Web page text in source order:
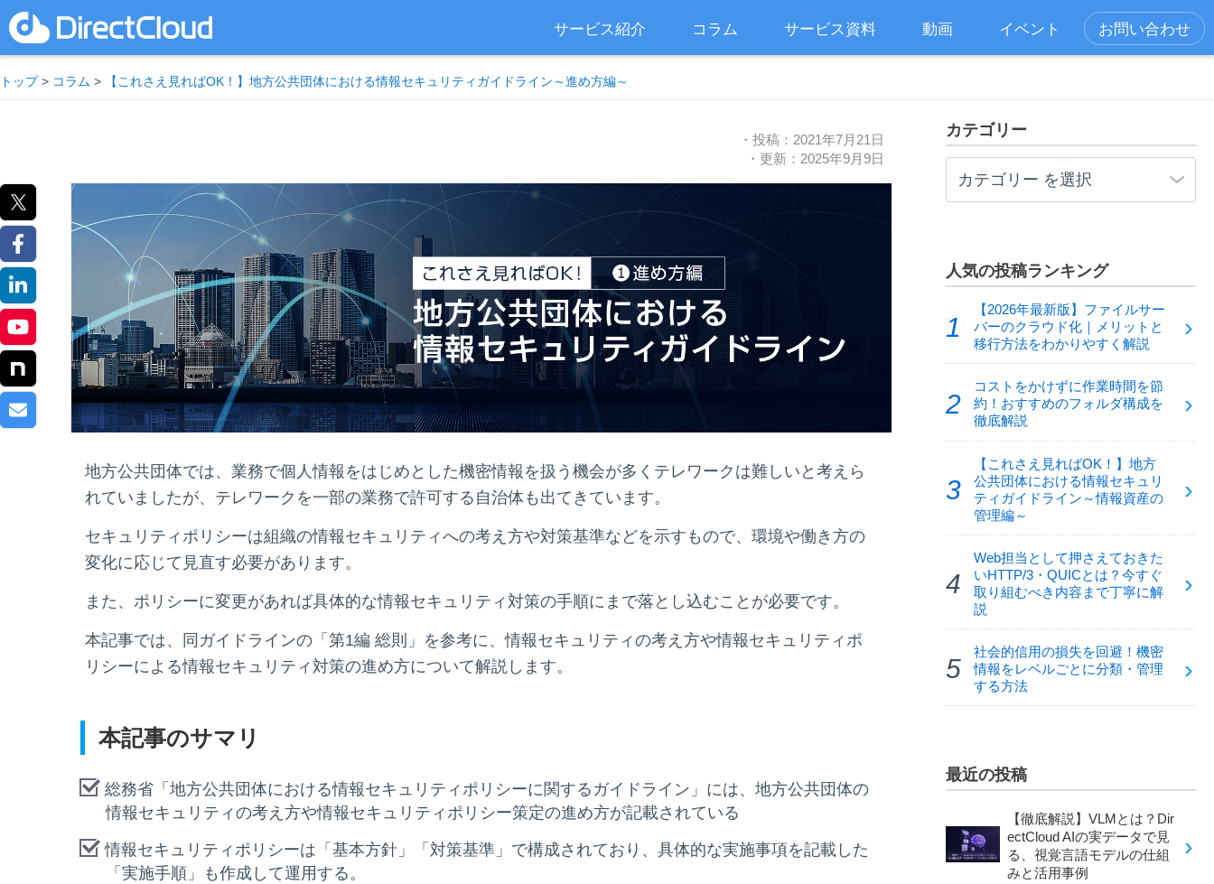
サービス紹介 コラム サービス資料 動画 イベント お問い合わせ
トップ> コラム > 【これさえ見ればOK！】地方公共団体における情報セキュリティガイドライン～進め方編～
・投稿：2021年7月21日
・更新：2025年9月9日
地方公共団体では、業務で個人情報をはじめとした機密情報を扱う機会が多くテレワークは難しいと考えら
れていましたが、テレワークを一部の業務で許可する自治体も出てきています。
セキュリティポリシーは組織の情報セキュリティへの考え方や対策基準などを示すもので、環境や働き方の
変化に応じて見直す必要があります。
また、ポリシーに変更があれば具体的な情報セキュリティ対策の手順にまで落とし込むことが必要です。
本記事では、同ガイドラインの「第1編 総則」を参考に、情報セキュリティの考え方や情報セキュリティポ
リシーによる情報セキュリティ対策の進め方について解説します。
本記事のサマリ
総務省「地方公共団体における情報セキュリティポリシーに関するガイドライン」には、地方公共団体の
情報セキュリティの考え方や情報セキュリティポリシー策定の進め方が記載されている
情報セキュリティポリシーは「基本方針」「対策基準」で構成されており、具体的な実施事項を記載した
「実施手順」も作成して運用する。
カテゴリー
人気の投稿ランキング
【2026年最新版】ファイルサー
バーのクラウド化｜メリットと
移行方法をわかりやすく解説
コストをかけずに作業時間を節
約！おすすめのフォルダ構成を
徹底解説
【これさえ見ればOK！】地方
公共団体における情報セキュリ
ティガイドライン～情報資産の
管理編～
Web担当として押さえておきた
いHTTP/3・QUICとは？今すぐ
取り組むべき内容まで丁寧に解
説
社会的信用の損失を回避！機密
情報をレベルごとに分類・管理
する方法
最近の投稿
【徹底解説】VLMとは？Dir
ectCloud AIの実データで見
る、視覚言語モデルの仕組
みと活用事例